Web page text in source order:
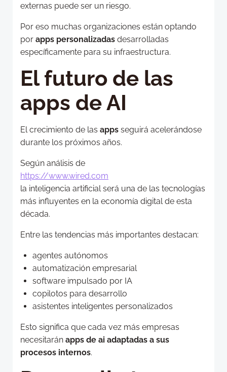
externas puede ser un riesgo.
Por eso muchas organizaciones están optando
por apps personalizadas desarrolladas
específicamente para su infraestructura.
El futuro de las
apps de AI
El crecimiento de las apps seguirá acelerándose
durante los próximos años.
Según análisis de
https://www.wired.com
la inteligencia artificial será una de las tecnologías
más influyentes en la economía digital de esta
década.
Entre las tendencias más importantes destacan:
agentes autónomos
automatización empresarial
software impulsado por IA
copilotos para desarrollo
asistentes inteligentes personalizados
Esto significa que cada vez más empresas
necesitarán apps de ai adaptadas a sus
procesos internos.